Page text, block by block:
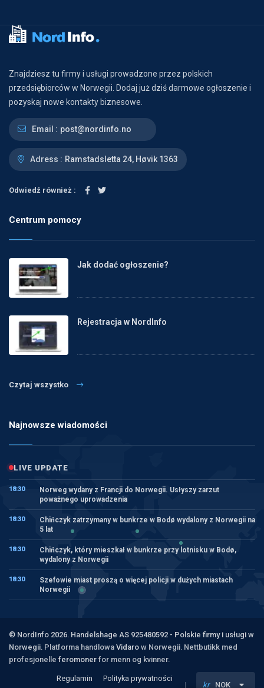
Znajdziesz tu firmy i usługi prowadzone przez polskich
przedsiębiorców w Norwegii. Dodaj już dziś darmowe ogłoszenie i
pozyskaj nowe kontakty biznesowe.
Email : post@nordinfo.no
Adress : Ramstadsletta 24, Høvik 1363
Odwiedź również :
Centrum pomocy
Jak dodać ogłoszenie?
Rejestracja w NordInfo
Czytaj wszystko
Najnowsze wiadomości
LIVE UPDATE
18:30
Norweg wydany z Francji do Norwegii. Usłyszy zarzut
poważnego uprowadzenia
18:30
Chińczyk zatrzymany w bunkrze w Bodø wydalony z Norwegii na
5 lat
18:30
Chińczyk, który mieszkał w bunkrze przy lotnisku w Bodø,
wydalony z Norwegii
18:30
Szefowie miast proszą o więcej policji w dużych miastach
Norwegii
© NordInfo 2026. Handelshage AS 925480592 - Polskie firmy i usługi w
Norwegii. Platforma handlowa Vidaro w Norwegii. Nettbutikk med
profesjonelle feromoner for menn og kvinner.
Regulamin
Polityka prywatności
kr NOK